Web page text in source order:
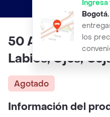
Bogotá.
los
envíos gratis
50 Aplicadores
Labios, Ojos,
Agotado
Información del